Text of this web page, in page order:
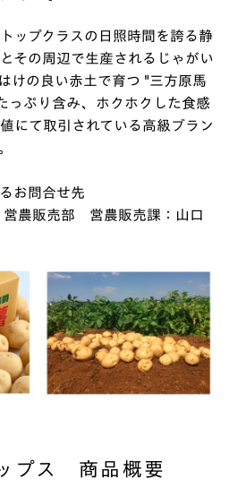
ップクラスの日照時間を誇る静
その周辺で生産されるじゃがい
けの良い赤土で育つ "三方原馬
っぷり含み、ホクホクした食感
にて取引されている高級ブラン
お問合せ先
営農販売部 営農販売課：山口
プス 商品概要